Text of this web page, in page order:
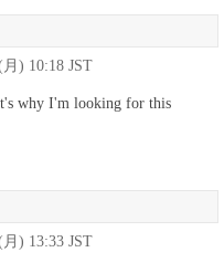
) 10:18 JST
why I'm looking for this
) 13:33 JST